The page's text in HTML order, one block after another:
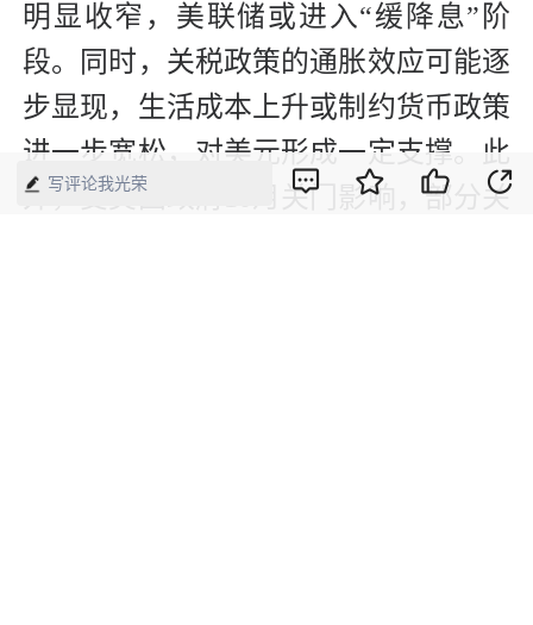
明显收窄，美联储或进入“缓降息”阶
段。同时，关税政策的通胀效应可能逐
步显现，生活成本上升或制约货币政策
进一步宽松，对美元形成一定支撑。此
外，受美国政府10月关门影响，部分关
写评论我光荣